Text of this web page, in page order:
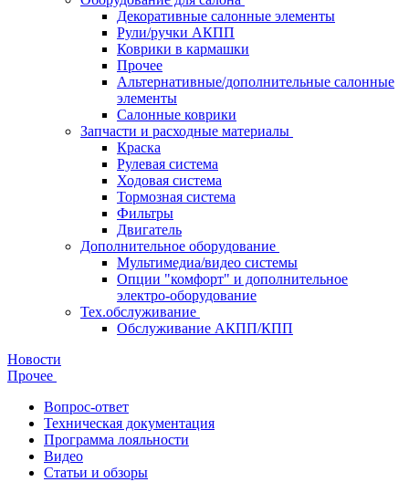
Декоративные салонные элементы
Рули/ручки АКПП
Коврики в кармашки
Прочее
Альтернативные/дополнительные салонные
элементы
Салонные коврики
Запчасти и расходные материалы
Краска
Рулевая система
Ходовая система
Тормозная система
Фильтры
Двигатель
Дополнительное оборудование
Мультимедиа/видео системы
Опции "комфорт" и дополнительное
электро-оборудование
Тех.обслуживание
Обслуживание АКПП/КПП
Новости
Прочее
Вопрос-ответ
Техническая документация
Программа лояльности
Видео
Статьи и обзоры